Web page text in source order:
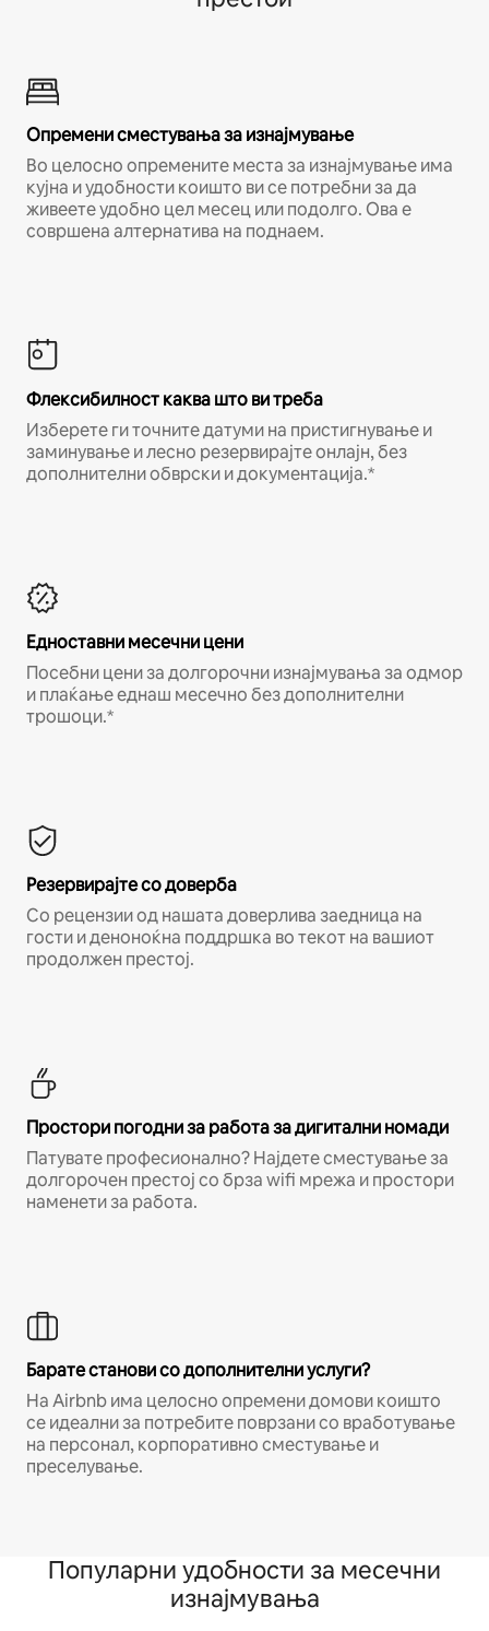
Опремени сместувања за изнајмување
Во целосно опремените места за изнајмување има
кујна и удобности коишто ви се потребни за да
живеете удобно цел месец или подолго. Ова е
совршена алтернатива на поднаем.
Флексибилност каква што ви треба
Изберете ги точните датуми на пристигнување и
заминување и лесно резервирајте онлајн, без
дополнителни обврски и документација.*
Едноставни месечни цени
Посебни цени за долгорочни изнајмувања за одмор
и плаќање еднаш месечно без дополнителни
трошоци.*
Резервирајте со доверба
Со рецензии од нашата доверлива заедница на
гости и деноноќна поддршка во текот на вашиот
продолжен престој.
Простори погодни за работа за дигитални номади
Патувате професионално? Најдете сместување за
долгорочен престој со брза wifi мрежа и простори
наменети за работа.
Барате станови со дополнителни услуги?
На Airbnb има целосно опремени домови коишто
се идеални за потребите поврзани со вработување
на персонал, корпоративно сместување и
преселување.
Популарни удобности за месечни
изнајмувања